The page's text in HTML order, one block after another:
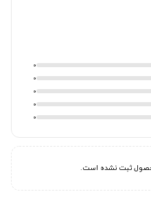
0
0
0
0
0
ثبت نشده است.